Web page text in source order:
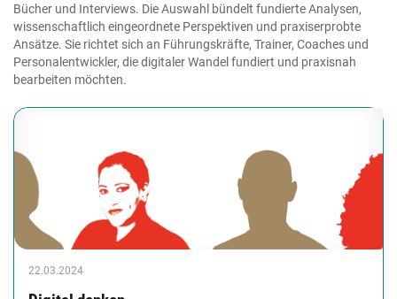
Bücher und Interviews. Die Auswahl bündelt fundierte Analysen,
wissenschaftlich eingeordnete Perspektiven und praxiserprobte
Ansätze. Sie richtet sich an Führungskräfte, Trainer, Coaches und
Personalentwickler, die digitaler Wandel fundiert und praxisnah
bearbeiten möchten.
22.03.2024